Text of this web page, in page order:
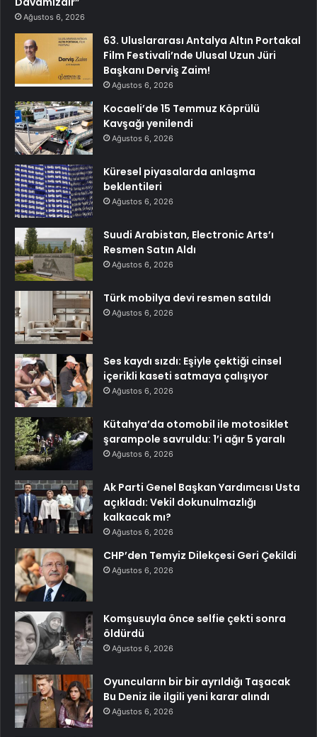
Ağustos 6, 2026
63. Uluslararası Antalya Altın Portakal
Film Festivali’nde Ulusal Uzun Jüri
Başkanı Derviş Zaim!
Ağustos 6, 2026
Kocaeli’de 15 Temmuz Köprülü
Kavşağı yenilendi
Ağustos 6, 2026
Küresel piyasalarda anlaşma
beklentileri
Ağustos 6, 2026
Suudi Arabistan, Electronic Arts’ı
Resmen Satın Aldı
Ağustos 6, 2026
Türk mobilya devi resmen satıldı
Ağustos 6, 2026
Ses kaydı sızdı: Eşiyle çektiği cinsel
içerikli kaseti satmaya çalışıyor
Ağustos 6, 2026
Kütahya’da otomobil ile motosiklet
şarampole savruldu: 1’i ağır 5 yaralı
Ağustos 6, 2026
Ak Parti Genel Başkan Yardımcısı Usta
açıkladı: Vekil dokunulmazlığı
kalkacak mı?
Ağustos 6, 2026
CHP’den Temyiz Dilekçesi Geri Çekildi
Ağustos 6, 2026
Komşusuyla önce selfie çekti sonra
öldürdü
Ağustos 6, 2026
Oyuncuların bir bir ayrıldığı Taşacak
Bu Deniz ile ilgili yeni karar alındı
Ağustos 6, 2026